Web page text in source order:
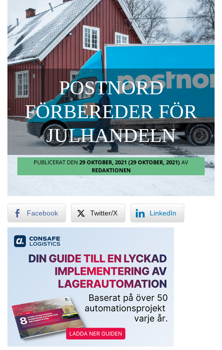
POSTNORD
FÖRBEREDER FÖR
JULHANDELN
PUBLICERAT DEN 29 OKTOBER, 2021 (29 OKTOBER, 2021) AV
REDAKTIONEN
Facebook Twitter/X LinkedIn